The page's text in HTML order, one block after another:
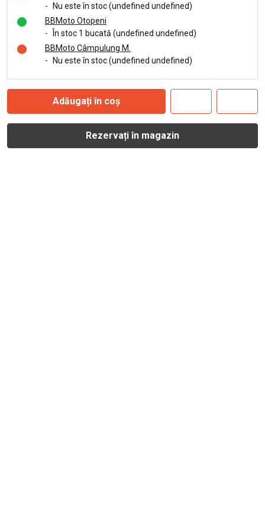
-
Nu este în stoc (undefined undefined)
BBMoto Otopeni
-
În stoc 1 bucată (undefined undefined)
BBMoto Câmpulung M.
-
Nu este în stoc (undefined undefined)
Adăugați în coș
Rezervați în magazin